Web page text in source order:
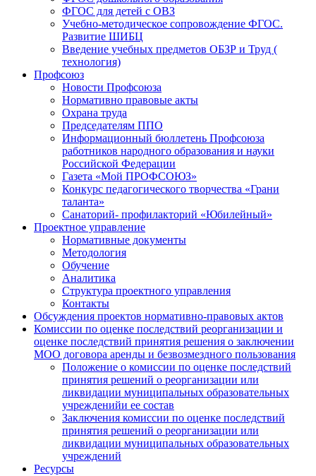
ФГОС для детей с ОВЗ
Учебно-методическое сопровождение ФГОС.
Развитие ШИБЦ
Введение учебных предметов ОБЗР и Труд (
технология)
Профсоюз
Новости Профсоюза
Нормативно правовые акты
Охрана труда
Председателям ППО
Информационный бюллетень Профсоюза
работников народного образования и науки
Российской Федерации
Газета «Мой ПРОФСОЮЗ»
Конкурс педагогического творчества «Грани
таланта»
Санаторий- профилакторий «Юбилейный»
Проектное управление
Нормативные документы
Методология
Обучение
Аналитика
Структура проектного управления
Контакты
Обсуждения проектов нормативно-правовых актов
Комиссии по оценке последствий реорганизации и
оценке последствий принятия решения о заключении
МОО договора аренды и безвозмездного пользования
Положение о комиссии по оценке последствий
принятия решений о реорганизации или
ликвидации муниципальных образовательных
учрежденийи ее состав
Заключения комиссии по оценке последствий
принятия решений о реорганизации или
ликвидации муниципальных образовательных
учреждений
Ресурсы